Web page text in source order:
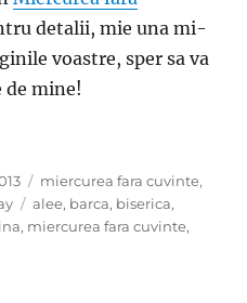
detalii, mie una mi-
voastre, sper sa va
de mine!
Categories
miercurea fara cuvinte,
Tags
alee, barca, biserica,
, miercurea fara cuvinte,